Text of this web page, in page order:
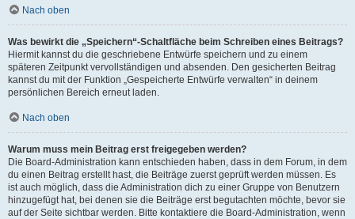
Nach oben
Was bewirkt die „Speichern“-Schaltfläche beim Schreiben eines Beitrags?
Hiermit kannst du die geschriebene Entwürfe speichern und zu einem
späteren Zeitpunkt vervollständigen und absenden. Den gesicherten Beitrag
kannst du mit der Funktion „Gespeicherte Entwürfe verwalten“ in deinem
persönlichen Bereich erneut laden.
Nach oben
Warum muss mein Beitrag erst freigegeben werden?
Die Board-Administration kann entschieden haben, dass in dem Forum, in dem
du einen Beitrag erstellt hast, die Beiträge zuerst geprüft werden müssen. Es
ist auch möglich, dass die Administration dich zu einer Gruppe von Benutzern
hinzugefügt hat, bei denen sie die Beiträge erst begutachten möchte, bevor sie
auf der Seite sichtbar werden. Bitte kontaktiere die Board-Administration, wenn